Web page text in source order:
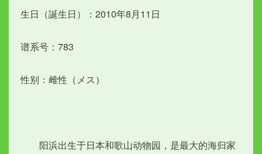
生日（誕生日）：2010年8月11日
谱系号：783
性别：雌性（メス）
阳浜出生于日本和歌山动物园，是最大的海归家